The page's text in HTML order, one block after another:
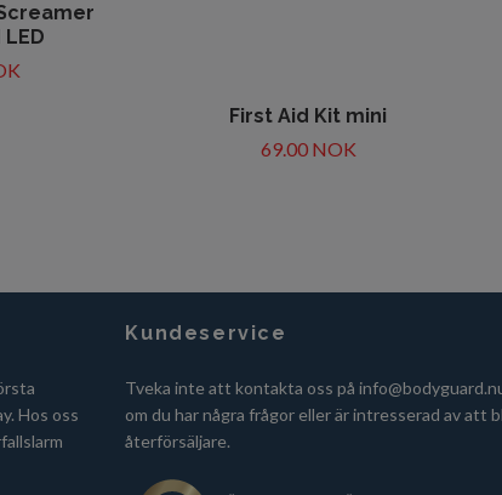
First Aid Kit mini
69.00 NOK
Hos oss
Kundeservice
Tveka inte att kontakta oss på
om du har några frågor eller är intresserad av att
återförsäljare.